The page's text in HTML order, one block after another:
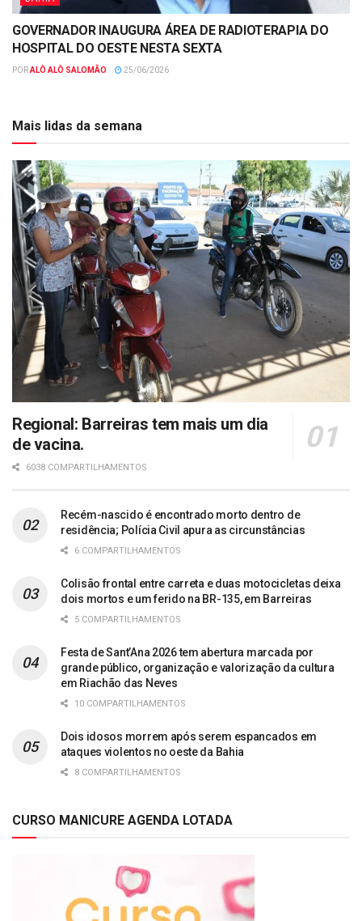
GOVERNADOR INAUGURA ÁREA DE RADIOTERAPIA DO
HOSPITAL DO OESTE NESTA SEXTA
PORALÔ ALÔ SALOMÃO 25/06/2026
Mais lidas da semana
Regional: Barreiras tem mais um dia
de vacina.
6038 COMPARTILHAMENTOS
Recém-nascido é encontrado morto dentro de
residência; Polícia Civil apura as circunstâncias
6 COMPARTILHAMENTOS
Colisão frontal entre carreta e duas motocicletas deixa
dois mortos e um ferido na BR-135, em Barreiras
5 COMPARTILHAMENTOS
Festa de Sant’Ana 2026 tem abertura marcada por
grande público, organização e valorização da cultura
em Riachão das Neves
10 COMPARTILHAMENTOS
Dois idosos morrem após serem espancados em
ataques violentos no oeste da Bahia
8 COMPARTILHAMENTOS
CURSO MANICURE AGENDA LOTADA